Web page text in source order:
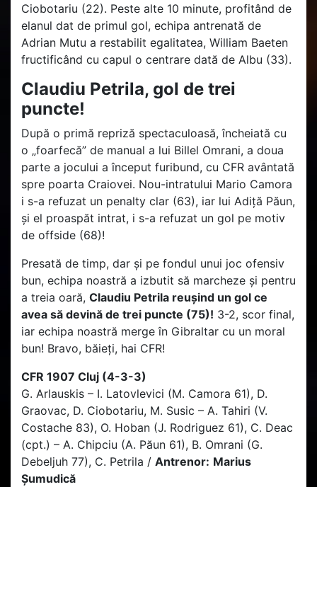
Ciobotariu (22). Peste alte 10 minute, profitând de
elanul dat de primul gol, echipa antrenată de
Adrian Mutu a restabilit egalitatea, William Baeten
fructificând cu capul o centrare dată de Albu (33).
Claudiu Petrila, gol de trei
puncte!
După o primă repriză spectaculoasă, încheiată cu
o „foarfecă” de manual a lui Billel Omrani, a doua
parte a jocului a început furibund, cu CFR avântată
spre poarta Craiovei. Nou-intratului Mario Camora
i s-a refuzat un penalty clar (63), iar lui Adiță Păun,
și el proaspăt intrat, i s-a refuzat un gol pe motiv
de offside (68)!
Presată de timp, dar și pe fondul unui joc ofensiv
bun, echipa noastră a izbutit să marcheze și pentru
a treia oară, Claudiu Petrila reușind un gol ce
avea să devină de trei puncte (75)! 3-2, scor final,
iar echipa noastră merge în Gibraltar cu un moral
bun! Bravo, băieți, hai CFR!
CFR 1907 Cluj (4-3-3)
G. Arlauskis – I. Latovlevici (M. Camora 61), D.
Graovac, D. Ciobotariu, M. Susic – A. Tahiri (V.
Costache 83), O. Hoban (J. Rodriguez 61), C. Deac
(cpt.) – A. Chipciu (A. Păun 61), B. Omrani (G.
Debeljuh 77), C. Petrila / Antrenor: Marius
Șumudică